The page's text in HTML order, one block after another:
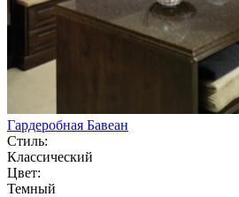
Гардеробная Бавеан
Стиль:
Классический
Цвет:
Темный